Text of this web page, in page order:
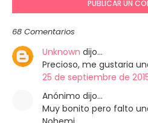
PUBLICAR UN
68 Comentarios
Unknown dijo…
Precioso, me gustaria
25 de septiembre de
Anónimo dijo…
Muy bonito pero falto